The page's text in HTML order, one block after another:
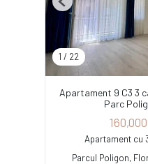
1 / 22
Previous
Apartament 9 C3 3
Parc
Apartament cu
Parcul Poligon,